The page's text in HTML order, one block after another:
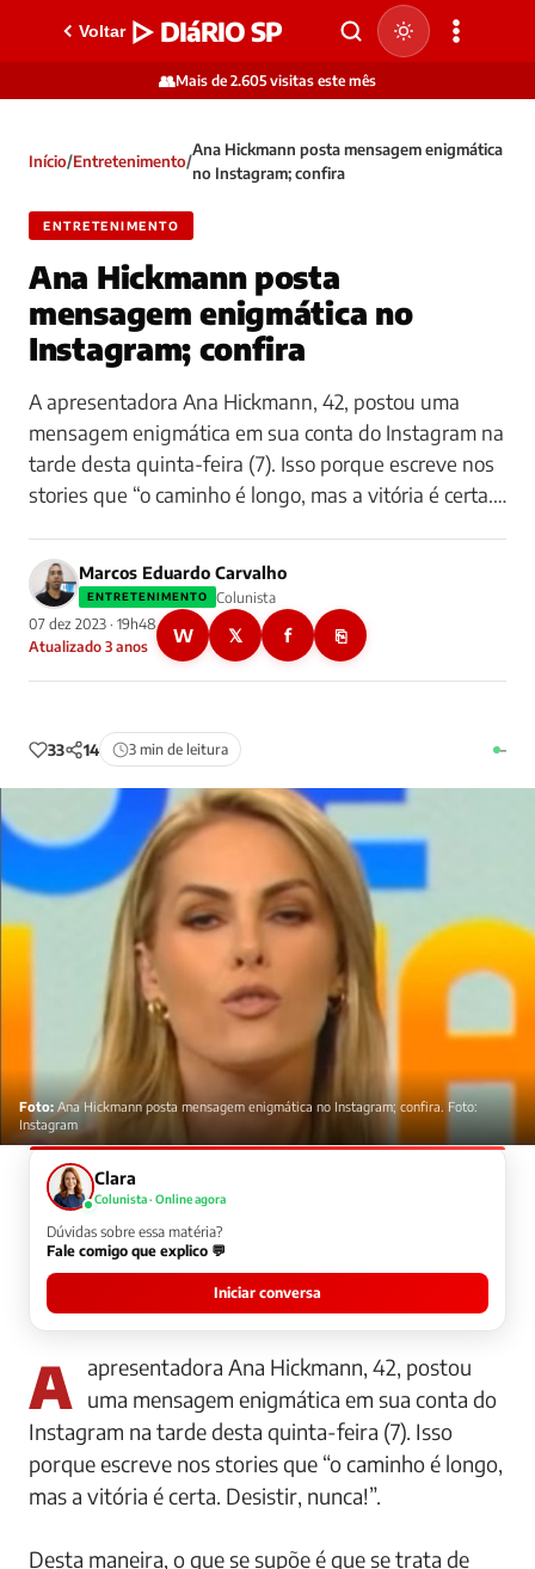
Voltar ▷ DIáRIO SP
👥Mais de 2.605 visitas este mês
Início/Entretenimento/
Ana Hickmann posta mensagem enigmática
no Instagram; confira
ENTRETENIMENTO
Ana Hickmann posta
mensagem enigmática no
Instagram; confira
A apresentadora Ana Hickmann, 42, postou uma
mensagem enigmática em sua conta do Instagram na
tarde desta quinta-feira (7). Isso porque escreve nos
stories que “o caminho é longo, mas a vitória é certa.…
Marcos Eduardo Carvalho
ENTRETENIMENTO
Colunista
07 dez 2023 · 19h48
Atualizado 3 anos
W 𝕏 f ⎘
33 14 3 min de leitura –
Foto:Ana Hickmann posta mensagem enigmática no Instagram; confira. Foto:
Instagram
Clara
Colunista · Online agora
Dúvidas sobre essa matéria?
Fale comigo que explico 💬
Iniciar conversa
A apresentadora Ana Hickmann, 42, postou
uma mensagem enigmática em sua conta do
Instagram na tarde desta quinta-feira (7). Isso
porque escreve nos stories que “o caminho é longo,
mas a vitória é certa. Desistir, nunca!”.
Desta maneira, o que se supõe é que se trata de